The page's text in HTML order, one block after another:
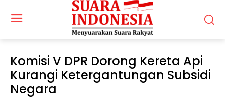
Komisi V DPR Dorong Kereta Api
Kurangi Ketergantungan Subsidi
Negara